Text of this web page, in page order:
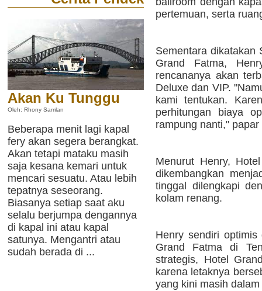
Akan Ku Tunggu
Oleh: Rhony Samlan
Beberapa menit lagi kapal
fery akan segera berangkat.
Akan tetapi mataku masih
saja kesana kemari untuk
mencari sesuatu. Atau lebih
tepatnya seseorang.
Biasanya setiap saat aku
selalu berjumpa dengannya
di kapal ini atau kapal
satunya. Mengantri atau
sudah berada di ...
pertemuan, serta
Sementara dikatakan
Grand Fatma,
rencananya akan
Deluxe dan VIP.
kami tentukan.
perhitungan biaya
rampung nanti," papar
Menurut Henry,
dikembangkan
tinggal dilengkapi
kolam renang.
Henry sendiri
Grand Fatma di
strategis, Hotel
karena letaknya
yang kini masih